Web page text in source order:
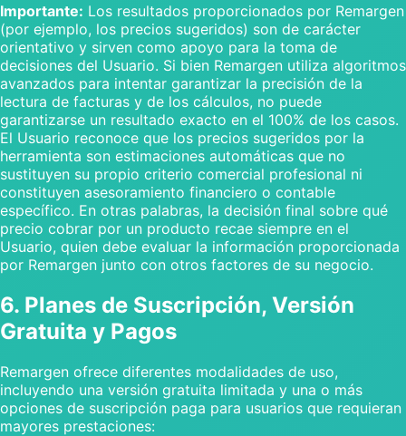
Importante: Los resultados proporcionados por Remargen
(por ejemplo, los precios sugeridos) son de carácter
orientativo y sirven como apoyo para la toma de
decisiones del Usuario. Si bien Remargen utiliza algoritmos
avanzados para intentar garantizar la precisión de la
lectura de facturas y de los cálculos, no puede
garantizarse un resultado exacto en el 100% de los casos.
El Usuario reconoce que los precios sugeridos por la
herramienta son estimaciones automáticas que no
sustituyen su propio criterio comercial profesional ni
constituyen asesoramiento financiero o contable
específico. En otras palabras, la decisión final sobre qué
precio cobrar por un producto recae siempre en el
Usuario, quien debe evaluar la información proporcionada
por Remargen junto con otros factores de su negocio.
6. Planes de Suscripción, Versión
Gratuita y Pagos
Remargen ofrece diferentes modalidades de uso,
incluyendo una versión gratuita limitada y una o más
opciones de suscripción paga para usuarios que requieran
mayores prestaciones: